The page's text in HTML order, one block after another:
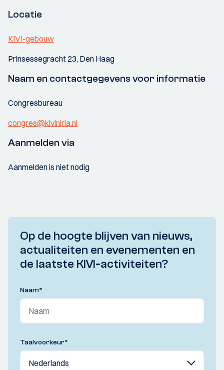
Locatie
KIVI-gebouw
Prinsessegracht 23, Den Haag
Naam en contactgegevens voor informatie
Congresbureau
congres@kiviniria.nl
Aanmelden via
Aanmelden is niet nodig
Op de hoogte blijven van nieuws,
actualiteiten en evenementen en
de laatste KIVI-activiteiten?
Naam*
Taalvoorkeur*